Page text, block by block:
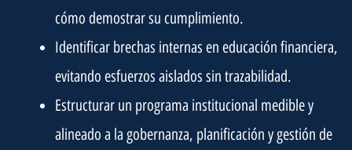
cómo demostrar su cumplimiento.
Identificar brechas internas en educación financiera,
evitando esfuerzos aislados sin trazabilidad.
Estructurar un programa institucional medible y
alineado a la gobernanza, planificación y gestión de